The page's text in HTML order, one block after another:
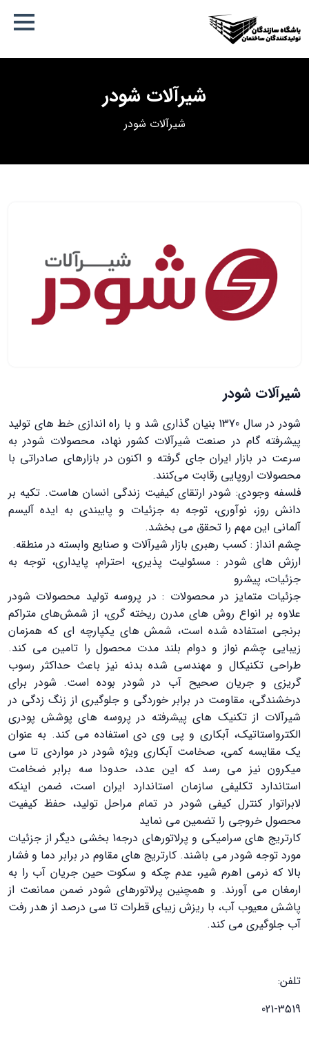
شیرآلات شودر
شیرآلات شودر
شیرآلات شودر
شودر در سال 1370 بنیان گذاری شد و با راه اندازی خط های تولید
پیشرفته گام در صنعت شیرآلات کشور نهاد، محصولات شودر به
سرعت در بازار ایران جای گرفته و اکنون در بازارهای صادراتی با
محصولات اروپایی رقابت می‌کنند.
فلسفه وجودی: شودر ارتقای کیفیت زندگی انسان هاست. تکیه بر
دانش روز، نوآوری، توجه به جزئیات و پایبندی به ایده آلیسم
آلمانی این مهم را تحقق می بخشد.
چشم انداز : کسب رهبری بازار شیرآلات و صنایع وابسته در منطقه.
ارزش های شودر : مسئولیت پذیری، احترام، پایداری، توجه به
جزئیات، پیشرو
جزئیات متمایز در محصولات : در پروسه تولید محصولات شودر
علاوه بر انواع روش های مدرن ریخته گری، از شمش‌های متراکم
برنجی استفاده شده است، شمش های یکپارچه ای که همزمان
زیبایی چشم نواز و دوام بلند مدت محصول را تامین می کند.
طراحی تکنیکال و مهندسی شده بدنه نیز باعث حداکثر رسوب
گریزی و جریان صحیح آب در شودر بوده است. شودر برای
درخشندگی، مقاومت در برابر خوردگی و جلوگیری از زنگ زدگی در
شیرآلات از تکنیک های پیشرفته در پروسه های پوشش پودری
الکترواستاتیک، آبکاری و پی وی دی استفاده می کند. به عنوان
یک مقایسه کمی، صخامت آبکاری ویژه شودر در مواردی تا سی
میکرون نیز می رسد که این عدد، حدودا سه برابر ضخامت
استاندارد تکلیفی سازمان استاندارد ایران است، ضمن اینکه
لابراتوار کنترل کیفی شودر در تمام مراحل تولید، حفظ کیفیت
محصول خروجی را تضمین می نماید
کارتریج های سرامیکی و پرلاتورهای درجه1 بخشی دیگر از جزئیات
مورد توجه شودر می باشند. کارتریج های مقاوم در برابر دما و فشار
بالا که نرمی اهرم شیر، عدم چکه و سکوت حین جریان آب را به
ارمغان می آورند. و همچنین پرلاتورهای شودر ضمن ممانعت از
پاشش معیوب آب، با ریزش زیبای قطرات تا سی درصد از هدر رفت
آب جلوگیری می کند.
تلفن:
021-3519